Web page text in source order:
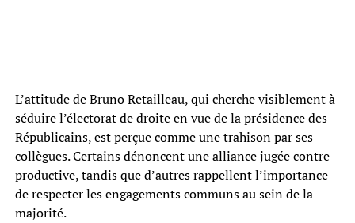
L’attitude de Bruno Retailleau, qui cherche visiblement à
séduire l’électorat de droite en vue de la présidence des
Républicains, est perçue comme une trahison par ses
collègues. Certains dénoncent une alliance jugée contre-
productive, tandis que d’autres rappellent l’importance
de respecter les engagements communs au sein de la
majorité.